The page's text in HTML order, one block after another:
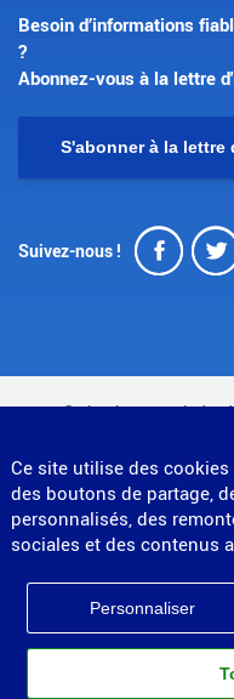
Ce site utilise des
des boutons de partage,
personnalisés, des
sociales et des contenus
Personnaliser
Besoin d’informations
?
Abonnez-vous à la lettre
S'abonner à la lettre
Suivez-nous !
© Direction générale des
MENU
PIED
DE
PAGE
Gestion des cookies
Plan du site